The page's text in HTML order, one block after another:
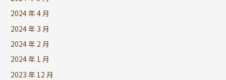
2024 年 4 月
2024 年 3 月
2024 年 2 月
2024 年 1 月
2023 年 12 月